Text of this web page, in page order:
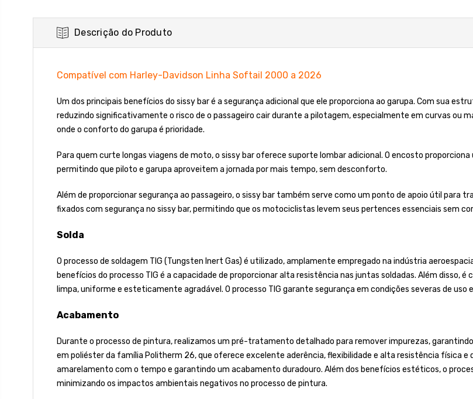
Descrição do Produto
Compatível com Harley-Davidson Linha Softail 2000 a 2026
Um dos principais benefícios do sissy bar é a segurança adicional que ele proporciona ao garupa. Com sua
reduzindo significativamente o risco de o passageiro cair durante a pilotagem, especialmente em curvas ou
onde o conforto do garupa é prioridade.
Para quem curte longas viagens de moto, o sissy bar oferece suporte lombar adicional. O encosto
permitindo que piloto e garupa aproveitem a jornada por mais tempo, sem desconforto.
Além de proporcionar segurança ao passageiro, o sissy bar também serve como um ponto de apoio útil para
fixados com segurança no sissy bar, permitindo que os motociclistas levem seus pertences essenciais sem
Solda
O processo de soldagem TIG (Tungsten Inert Gas) é utilizado, amplamente empregado na indústria
benefícios do processo TIG é a capacidade de proporcionar alta resistência nas juntas soldadas. Além disso,
limpa, uniforme e esteticamente agradável. O processo TIG garante segurança em condições severas de
Acabamento
Durante o processo de pintura, realizamos um pré-tratamento detalhado para remover impurezas,
em poliéster da família Politherm 26, que oferece excelente aderência, flexibilidade e alta resistência física
amarelamento com o tempo e garantindo um acabamento duradouro. Além dos benefícios estéticos, o
minimizando os impactos ambientais negativos no processo de pintura.